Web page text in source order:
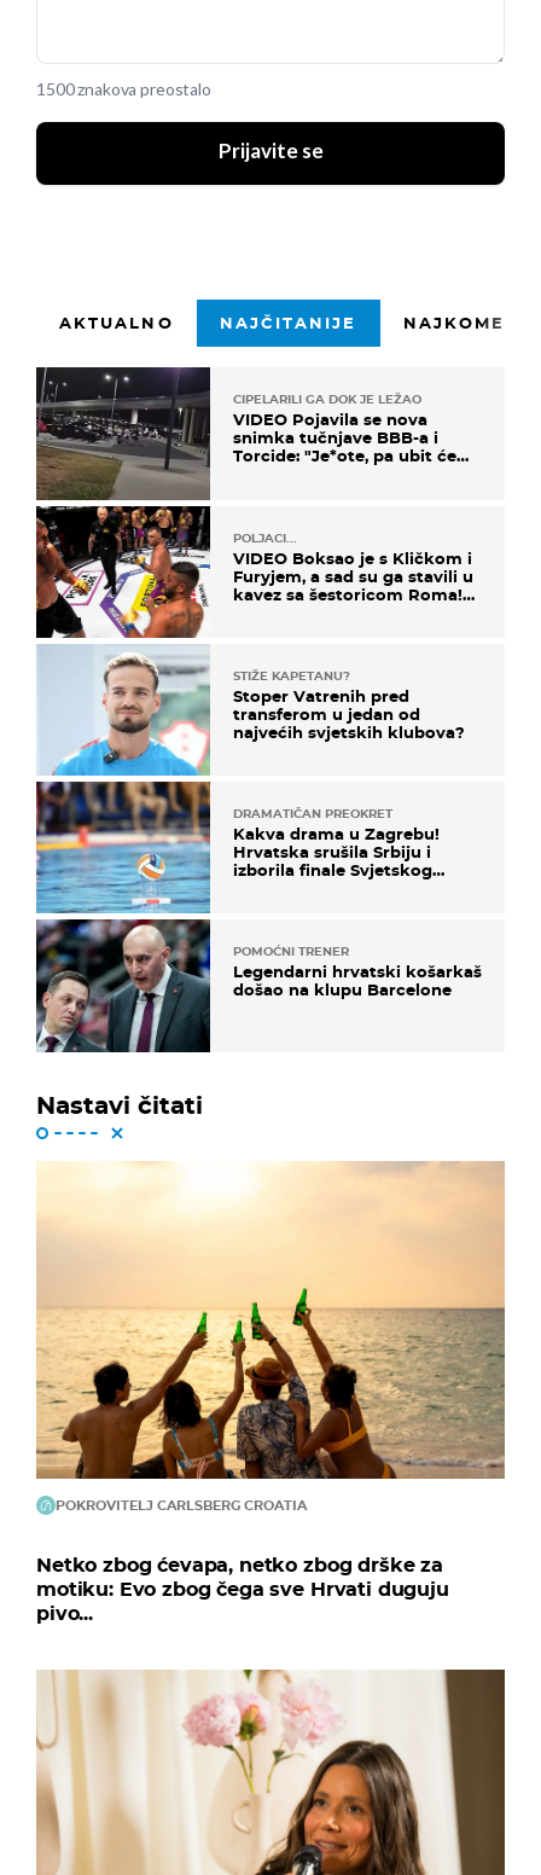
1500 znakova preostalo
Prijavite se
AKTUALNO NAJČITANIJE
CIPELARILI GA DOK JE LEŽAO
VIDEO Pojavila se nova
snimka tučnjave BBB-a i
Torcide: "Je*ote, pa ubit će
POLJACI...
VIDEO Boksao je s Kličkom i
Furyjem, a sad su ga stavili u
kavez sa šestoricom Roma!
STIŽE KAPETANU?
Stoper Vatrenih pred
transferom u jedan od
najvećih svjetskih klubova?
DRAMATIČAN PREOKRET
Kakva drama u Zagrebu!
Hrvatska srušila Srbiju i
izborila finale Svjetskog
POMOĆNI TRENER
Legendarni hrvatski košarkaš
došao na klupu Barcelone
Nastavi čitati
POKROVITELJ CARLSBERG CROATIA
Netko zbog ćevapa, netko zbog drške za
motiku: Evo zbog čega sve Hrvati duguju
pivo...